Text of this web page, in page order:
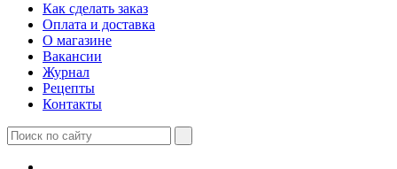
Как сделать заказ
Оплата и доставка
О магазине
Вакансии
Журнал
Рецепты
Контакты